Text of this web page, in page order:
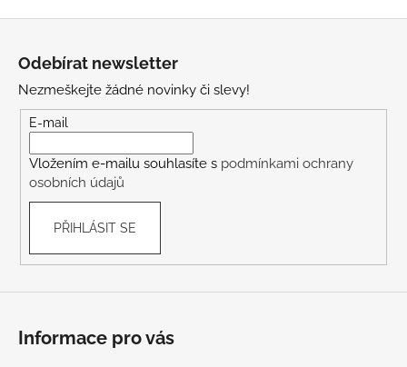
Odebírat newsletter
Nezmeškejte žádné novinky či slevy!
E-mail
Vložením e-mailu souhlasíte s podmínkami ochrany
osobních údajů
PŘIHLÁSIT SE
Informace pro vás